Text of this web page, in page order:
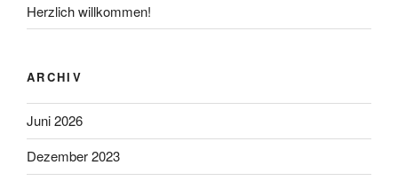
Herzlich willkommen!
ARCHIV
Juni 2026
Dezember 2023